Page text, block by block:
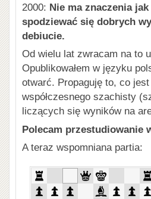
2000: Nie ma znaczenia
spodziewać się dobrych
debiucie.
Od wielu lat zwracam na to
Opublikowałem w języku
otwarć. Propaguję to, co
współczesnego szachisty
liczących się wyników na
Polecam
A teraz wspomniana partia: